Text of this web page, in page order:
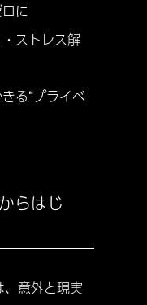
に
ストレス解
る“プライベ
らはじ
、意外と現実